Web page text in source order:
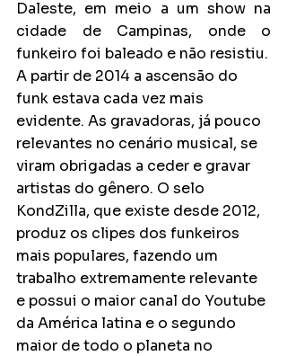
Daleste, em meio a um show na
cidade de Campinas, onde o
funkeiro foi baleado e não resistiu.
A partir de 2014 a ascensão do
funk estava cada vez mais
evidente. As gravadoras, já pouco
relevantes no cenário musical, se
viram obrigadas a ceder e gravar
artistas do gênero. O selo
KondZilla, que existe desde 2012,
produz os clipes dos funkeiros
mais populares, fazendo um
trabalho extremamente relevante
e possui o maior canal do Youtube
da América latina e o segundo
maior de todo o planeta no